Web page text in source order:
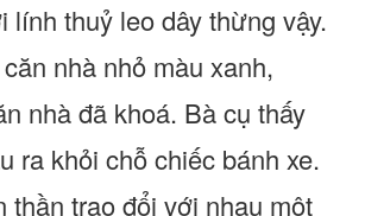
lính thuỷ leo dây thừng vậy.
nhà nhỏ màu xanh,
nhà đã khoá. Bà cụ thấy
ra khỏi chỗ chiếc bánh xe.
thần trao đổi với nhau một